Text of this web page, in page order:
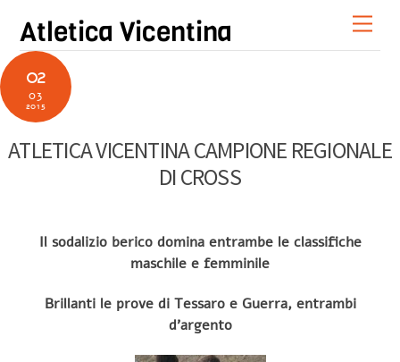
content
Atletica Vicentina
02
03
2015
ATLETICA VICENTINA CAMPIONE REGIONALE
DI CROSS
Il sodalizio berico domina entrambe le classifiche
maschile e femminile
Brillanti le prove di Tessaro e Guerra, entrambi
d’argento